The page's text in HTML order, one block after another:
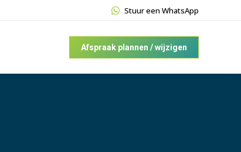
Stuur een WhatsApp
Afspraak plannen / wijzigen